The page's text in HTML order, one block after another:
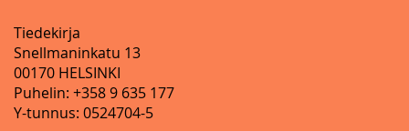
Tiedekirja
Snellmaninkatu 13
00170 HELSINKI
Puhelin: +358 9 635 177
Y-tunnus: 0524704-5